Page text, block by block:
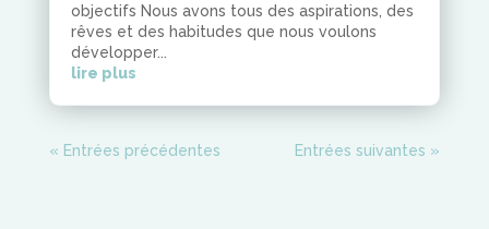
objectifs Nous avons tous des aspirations, des
rêves et des habitudes que nous voulons
développer...
lire plus
« Entrées précédentes Entrées suivantes »